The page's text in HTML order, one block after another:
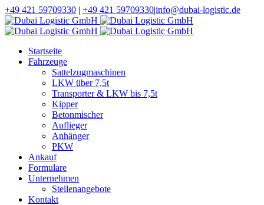
+49 421 59709330 | +49 421 59709330|info@dubai-logistic.de
Startseite
Fahrzeuge
Sattelzugmaschinen
LKW über 7,5t
Transporter & LKW bis 7,5t
Kipper
Betonmischer
Auflieger
Anhänger
PKW
Ankauf
Formulare
Unternehmen
Stellenangebote
Kontakt